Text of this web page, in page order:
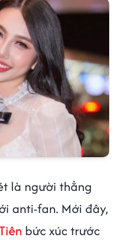
là người thẳng
anti-fan. Mới đây,
bức xúc trước